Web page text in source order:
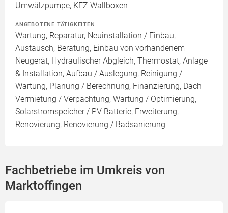
Umwälzpumpe, KFZ Wallboxen
ANGEBOTENE TÄTIGKEITEN
Wartung, Reparatur, Neuinstallation / Einbau,
Austausch, Beratung, Einbau von vorhandenem
Neugerät, Hydraulischer Abgleich, Thermostat, Anlage
& Installation, Aufbau / Auslegung, Reinigung /
Wartung, Planung / Berechnung, Finanzierung, Dach
Vermietung / Verpachtung, Wartung / Optimierung,
Solarstromspeicher / PV Batterie, Erweiterung,
Renovierung, Renovierung / Badsanierung
Fachbetriebe im Umkreis von
Marktoffingen